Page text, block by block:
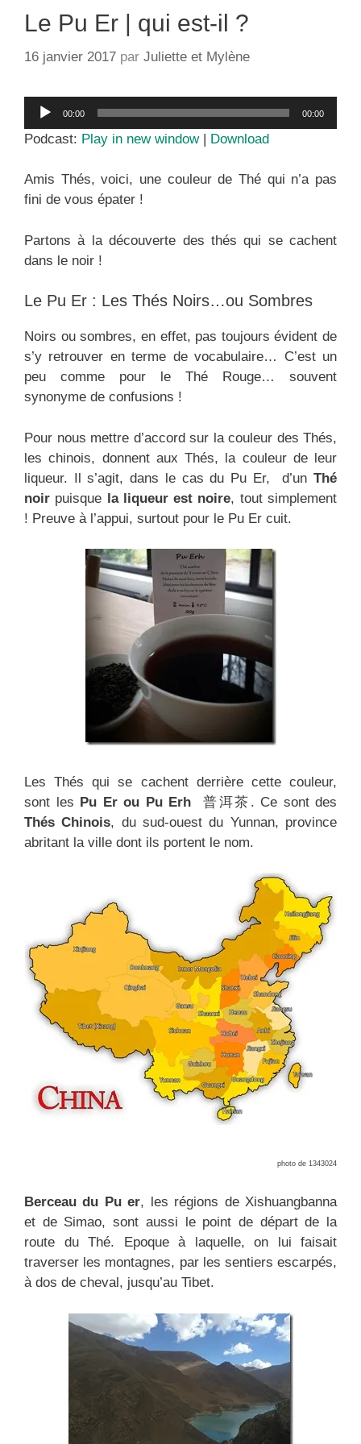
Le Pu Er | qui est-il ?
16 janvier 2017 par Juliette et Mylène
Lecteur
audio
00:00 00:00
Podcast: Play in new window| Download
Amis Thés, voici, une couleur de Thé qui n’a pas
fini de vous épater !
Partons à la découverte des thés qui se cachent
dans le noir !
Le Pu Er : Les Thés Noirs…ou Sombres
Noirs ou sombres, en effet, pas toujours évident de
s’y retrouver en terme de vocabulaire… C’est un
peu comme pour le Thé Rouge… souvent
synonyme de confusions !
Pour nous mettre d’accord sur la couleur des Thés,
les chinois, donnent aux Thés, la couleur de leur
liqueur. Il s’agit, dans le cas du Pu Er, d’un Thé
noir puisque la liqueur est noire, tout simplement
! Preuve à l’appui, surtout pour le Pu Er cuit.
Les Thés qui se cachent derrière cette couleur,
sont les Pu Er ou Pu Erh 普洱茶. Ce sont des
Thés Chinois, du sud-ouest du Yunnan, province
abritant la ville dont ils portent le nom.
photo de 1343024
Berceau du Pu er, les régions de Xishuangbanna
et de Simao, sont aussi le point de départ de la
route du Thé. Epoque à laquelle, on lui faisait
traverser les montagnes, par les sentiers escarpés,
à dos de cheval, jusqu’au Tibet.